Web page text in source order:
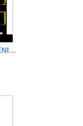
Cuadro interactivo "LAS MENINAS"